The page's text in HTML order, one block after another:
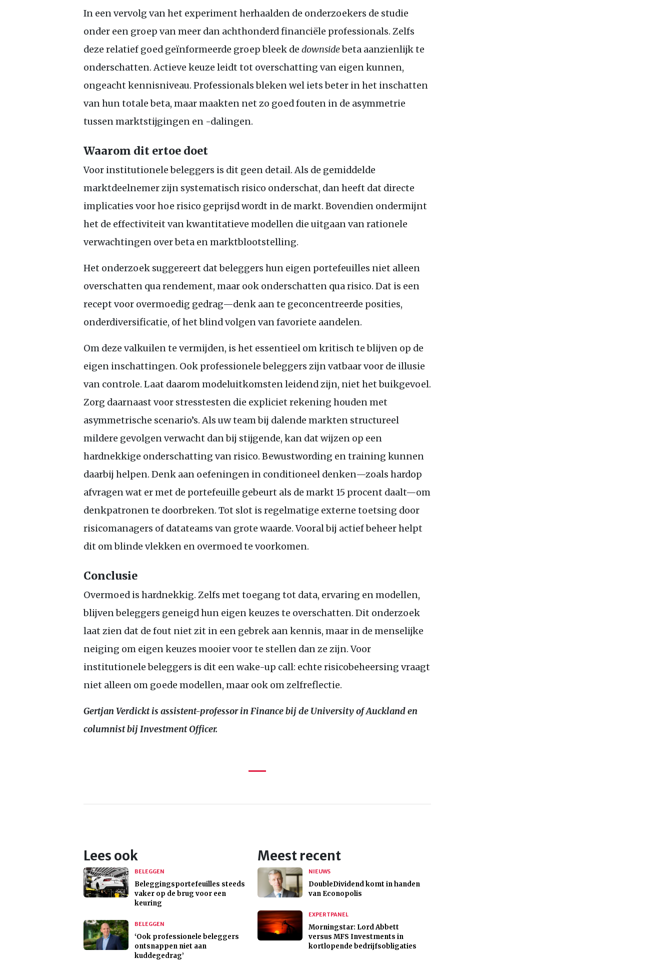
In een vervolg van het experiment herhaalden de onderzoekers de studie
onder een groep van meer dan achthonderd financiële professionals. Zelfs
deze relatief goed geïnformeerde groep bleek de downsidebeta aanzienlijk te
onderschatten. Actieve keuze leidt tot overschatting van eigen kunnen,
ongeacht kennisniveau. Professionals bleken wel iets beter in het inschatten
van hun totale beta, maar maakten net zo goed fouten in de asymmetrie
tussen marktstijgingen en -dalingen.
Waarom dit ertoe doet
Voor institutionele beleggers is dit geen detail. Als de gemiddelde
marktdeelnemer zijn systematisch risico onderschat, dan heeft dat directe
implicaties voor hoe risico geprijsd wordt in de markt. Bovendien ondermijnt
het de effectiviteit van kwantitatieve modellen die uitgaan van rationele
verwachtingen over beta en marktblootstelling.
Het onderzoek suggereert dat beleggers hun eigen portefeuilles niet alleen
overschatten qua rendement, maar ook onderschatten qua risico. Dat is een
recept voor overmoedig gedrag—denk aan te geconcentreerde posities,
onderdiversificatie, of het blind volgen van favoriete aandelen.
Om deze valkuilen te vermijden, is het essentieel om kritisch te blijven op de
eigen inschattingen. Ook professionele beleggers zijn vatbaar voor de illusie
van controle. Laat daarom modeluitkomsten leidend zijn, niet het buikgevoel.
Zorg daarnaast voor stresstesten die expliciet rekening houden met
asymmetrische scenario’s. Als uw team bij dalende markten structureel
mildere gevolgen verwacht dan bij stijgende, kan dat wijzen op een
hardnekkige onderschatting van risico. Bewustwording en training kunnen
daarbij helpen. Denk aan oefeningen in conditioneel denken—zoals hardop
afvragen wat er met de portefeuille gebeurt als de markt 15 procent daalt—om
denkpatronen te doorbreken. Tot slot is regelmatige externe toetsing door
risicomanagers of datateams van grote waarde. Vooral bij actief beheer helpt
dit om blinde vlekken en overmoed te voorkomen.
Conclusie
Overmoed is hardnekkig. Zelfs met toegang tot data, ervaring en modellen,
blijven beleggers geneigd hun eigen keuzes te overschatten. Dit onderzoek
laat zien dat de fout niet zit in een gebrek aan kennis, maar in de menselijke
neiging om eigen keuzes mooier voor te stellen dan ze zijn. Voor
institutionele beleggers is dit een wake-up call: echte risicobeheersing vraagt
niet alleen om goede modellen, maar ook om zelfreflectie.
Gertjan Verdickt is assistent-professor in Finance bij de University of Auckland en
columnist bij Investment Officer.
Lees ook
BELEGGEN
Beleggingsportefeuilles steeds
vaker op de brug voor een
keuring
BELEGGEN
‘Ook professionele beleggers
ontsnappen niet aan
kuddegedrag’
Meest recent
NIEUWS
DoubleDividend komt in handen
van Econopolis
EXPERTPANEL
Morningstar: Lord Abbett
versus MFS Investments in
kortlopende bedrijfsobligaties